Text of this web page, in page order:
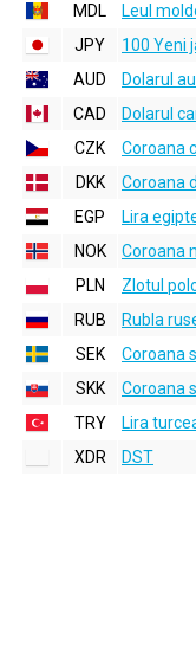
MDL
Leul
JPY
100 Yeni
AUD
Dolarul
CAD
Dolarul
CZK
Coroana
DKK
Coroana
EGP
Lira
NOK
Coroana
PLN
Zlotul
RUB
Rubla
SEK
Coroana
SKK
Coroana
TRY
Lira
XDR
DST